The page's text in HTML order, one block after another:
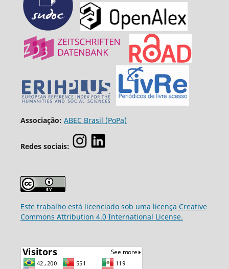
Associação: ABEC Brasil (PoPa)
Redes sociais:
Este trabalho está licenciado sob uma licença Creative
Commons Attribution 4.0 International License.